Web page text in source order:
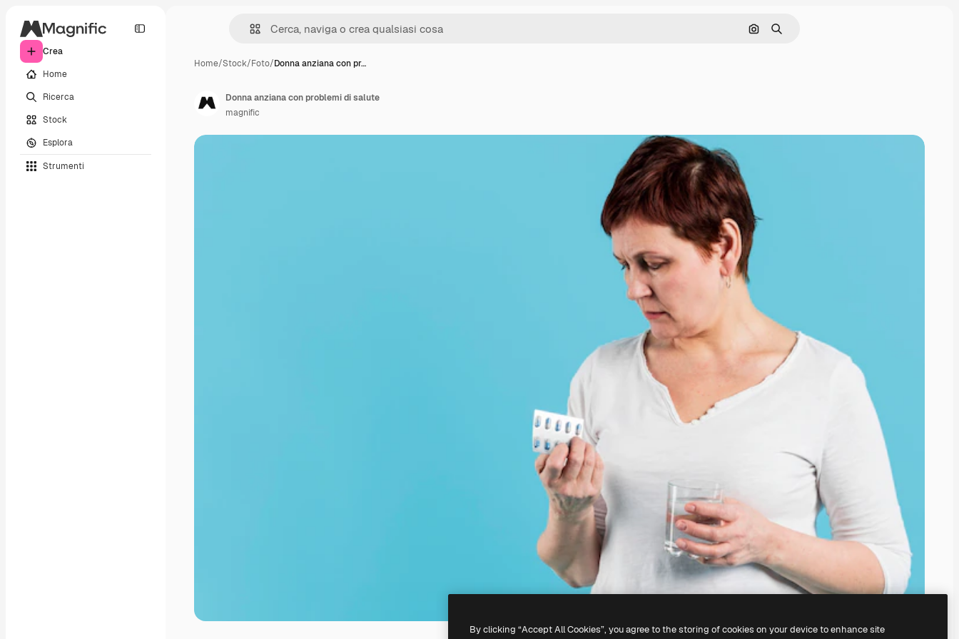
Crea
Home
Ricerca
Stock
Esplora
Strumenti
Cerca per immagine
Ricerca
Home/Stock/Foto/Donna anziana con pr…
Donna anziana con problemi di salute
magnific
By clicking “Accept All Cookies”, you agree to the storing of cookies on your device to enhance site